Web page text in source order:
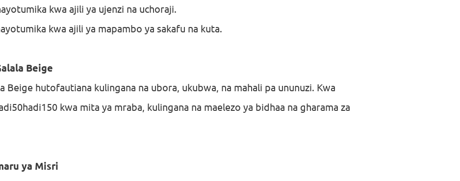
kwa ajili ya ujenzi na uchoraji.
kwa ajili ya mapambo ya sakafu na kuta.
Beige
Beige hutofautiana kulingana na ubora, ukubwa, na mahali pa ununuzi. Kwa
kwa mita ya mraba, kulingana na maelezo ya bidhaa na gharama za
ya Misri